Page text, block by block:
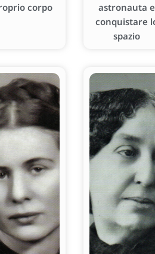
corpo
astronauta e
conquistare
spazio